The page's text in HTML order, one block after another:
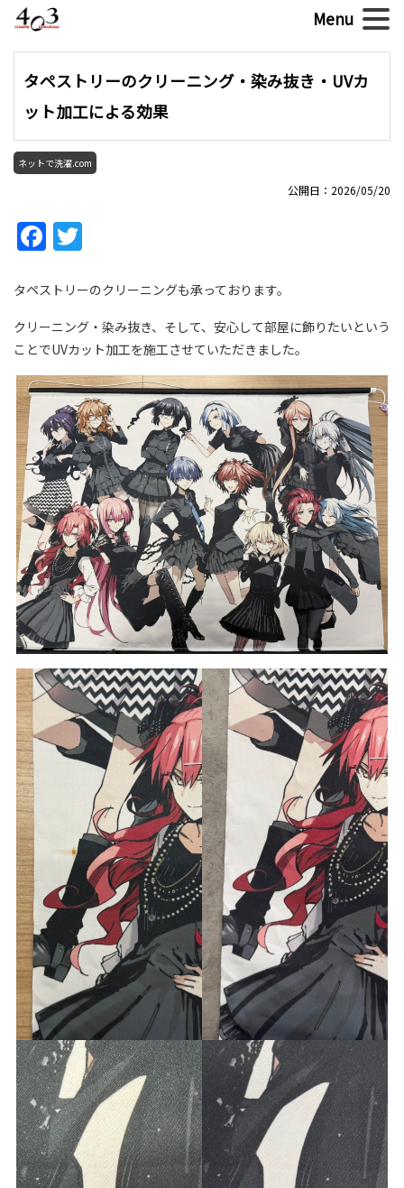
タペストリーのクリーニング・染み抜き・UVカ
ット加工による効果
ネットで洗濯.com
公開日：2026/05/20
Facebook
タペストリーのクリーニングも承っております。
クリーニング・染み抜き、そして、安心して部屋に飾りたいという
ことでUVカット加工を施工させていただきました。